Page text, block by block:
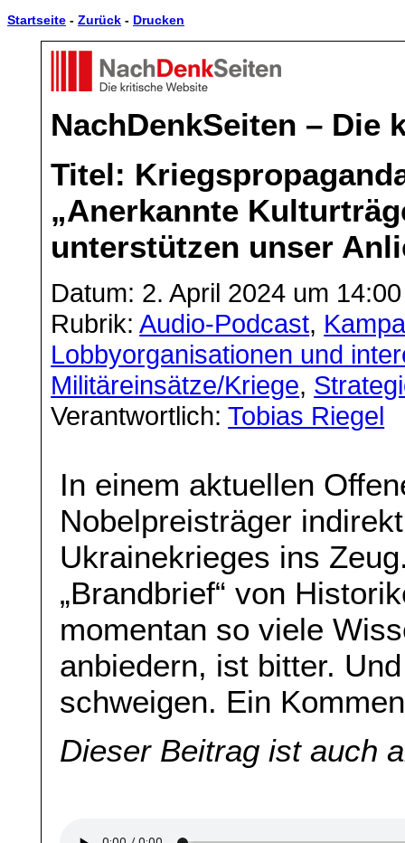
Startseite - Zurück - Drucken
NachDenkSeiten – Die
Titel:
„Anerkannte
unterstützen unser
Datum: 2. April 2024 um
Rubrik:Audio-Podcast,
Lobbyorganisationen und
Militäreinsätze/Kriege,
Verantwortlich:Tobias Riegel
In einem aktuellen
Nobelpreisträger
Ukrainekrieges ins
„Brandbrief“ von
momentan so viele
anbiedern, ist bitter.
schweigen. Ein
Dieser Beitrag ist auch